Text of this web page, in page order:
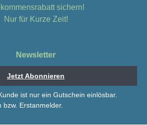
sichern!
Nur für Kurze Zeit!
Newsletter
Jetzt Abonnieren
ist nur ein Gutschein einlösbar.
bzw. Erstanmelder.